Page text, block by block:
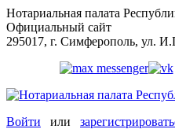
Нотариальная палата
Официальный сайт
295017, г. Симферополь, ул.
Войти или